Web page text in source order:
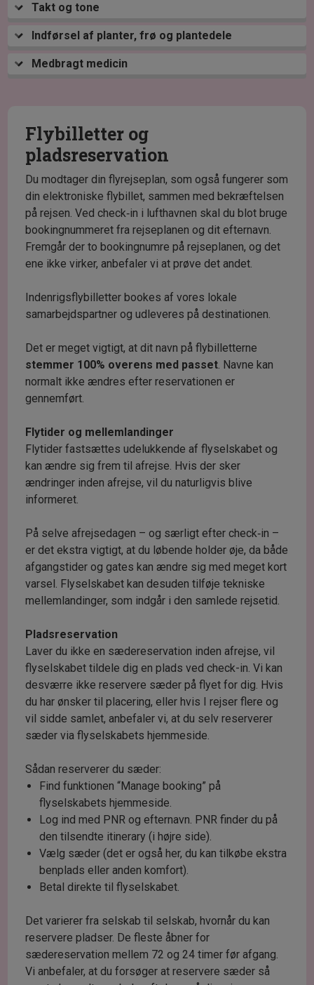
Flybilletter og
pladsreservation
Du modtager din flyrejseplan, som også fungerer som
din elektroniske flybillet, sammen med bekræftelsen
på rejsen. Ved check‑in i lufthavnen skal du blot bruge
bookingnummeret fra rejseplanen og dit efternavn.
Fremgår der to bookingnumre på rejseplanen, og det
ene ikke virker, anbefaler vi at prøve det andet.
Indenrigsflybilletter bookes af vores lokale
samarbejdspartner og udleveres på destinationen.
Det er meget vigtigt, at dit navn på flybilletterne
stemmer 100% overens med passet . Navne kan
normalt ikke ændres efter reservationen er
gennemført.
Flytider og mellemlandinger
Flytider fastsættes udelukkende af flyselskabet og
kan ændre sig frem til afrejse. Hvis der sker
ændringer inden afrejse, vil du naturligvis blive
informeret.
På selve afrejsedagen – og særligt efter check‑in –
er det ekstra vigtigt, at du løbende holder øje, da både
afgangstider og gates kan ændre sig med meget kort
varsel. Flyselskabet kan desuden tilføje tekniske
mellemlandinger, som indgår i den samlede rejsetid.
Pladsreservation
Laver du ikke en sædereservation inden afrejse, vil
flyselskabet tildele dig en plads ved check-in. Vi kan
desværre ikke reservere sæder på flyet for dig. Hvis
du har ønsker til placering, eller hvis I rejser flere og
vil sidde samlet, anbefaler vi, at du selv reserverer
sæder via flyselskabets hjemmeside.
Sådan reserverer du sæder:
Find funktionen “Manage booking” på
flyselskabets hjemmeside.
Log ind med PNR og efternavn. PNR finder du på
den tilsendte itinerary (i højre side).
Vælg sæder (det er også her, du kan tilkøbe ekstra
benplads eller anden komfort).
Betal direkte til flyselskabet.
Det varierer fra selskab til selskab, hvornår du kan
reservere pladser. De fleste åbner for
sædereservation mellem 72 og 24 timer før afgang.
Vi anbefaler, at du forsøger at reservere sæder så
Takt og tone
Indførsel af planter, frø og plantedele
Medbragt medicin